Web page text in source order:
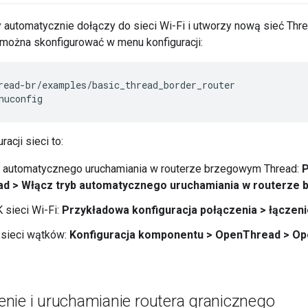
automatycznie dołączy do sieci Wi-Fi i utworzy nową sieć
skonfigurować w menu konfiguracji:
br/examples/basic_thread_border_router
sieci to:
automatycznego uruchamiania w routerze brzegowym Thread:
> Włącz tryb automatycznego uruchamiania w routerze
sieci Wi-Fi: Przykładowa konfiguracja połączenia >
wątków: Konfiguracja komponentu > OpenThread >
i uruchamianie routera granicznego